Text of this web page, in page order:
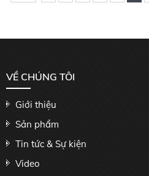
VỀ CHÚNG TÔI
Giới thiệu
Sản phẩm
Tin tức & Sự kiện
Video